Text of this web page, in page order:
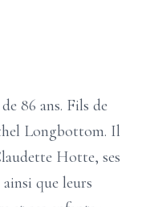
86 ans. Fils de
Longbottom. Il
Hotte, ses
que leurs